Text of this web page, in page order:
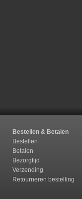
Bestellen & Betalen
Bestellen
Betalen
Bezorgtijd
Verzending
Retourneren bestelling